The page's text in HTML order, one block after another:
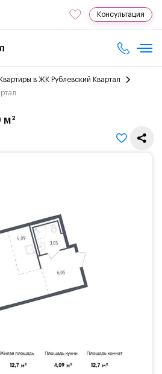
Консультация
Квартиры в ЖК Рублевский Квартал
м²